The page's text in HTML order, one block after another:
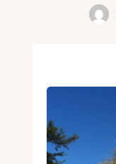
Типи Турів
Інфо
Блог
Контакти